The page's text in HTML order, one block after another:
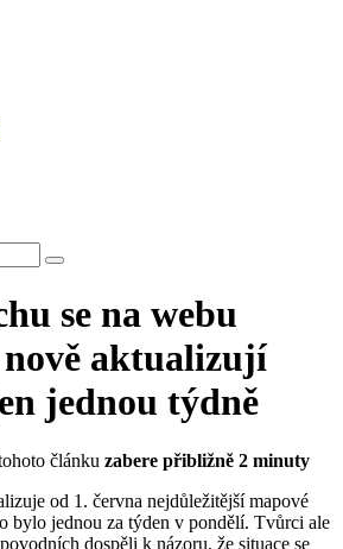
se na webu
aktualizují
jednou týdně
článku zabere přibližně 2 minuty
od 1. června nejdůležitější mapové
bylo jednou za týden v pondělí. Tvůrci ale
dospěli k názoru, že situace se